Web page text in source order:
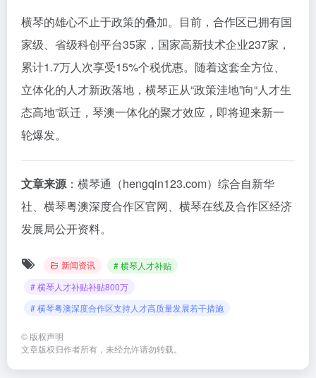
横琴的雄心不止于政策的叠加。目前，合作区已拥有国
家级、省级科创平台35家，国家高新技术企业237家，
累计1.7万人次享受15%个税优惠。随着这套全方位、
立体化的人才新政落地，横琴正从“政策洼地”向“人才生
态高地”跃迁，琴澳一体化的聚才效应，即将迎来新一
轮爆发。
文章来源：横琴通（hengqin123.com）综合自新华
社、横琴粤澳深度合作区官网、横琴在线及合作区经济
发展局公开资料。
新闻资讯
# 横琴人才补贴
# 横琴人才补贴补贴800万
# 横琴粤澳深度合作区支持人才高质量发展若干措施
© 版权声明
文章版权归作者所有，未经允许请勿转载。